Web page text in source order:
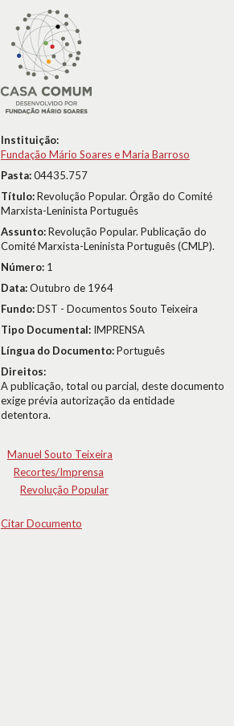
Instituição:
Fundação Mário Soares e Maria Barroso
Pasta:04435.757
Título:Revolução Popular. Órgão do Comité
Marxista-Leninista Português
Assunto:Revolução Popular. Publicação do
Comité Marxista-Leninista Português (CMLP).
Número: 1
Data:Outubro de 1964
Fundo:DST - Documentos Souto Teixeira
Tipo Documental: IMPRENSA
Língua do Documento:Português
Direitos:
A publicação, total ou parcial, deste documento
exige prévia autorização da entidade
detentora.
Manuel Souto Teixeira
Recortes/Imprensa
Revolução Popular
Citar Documento